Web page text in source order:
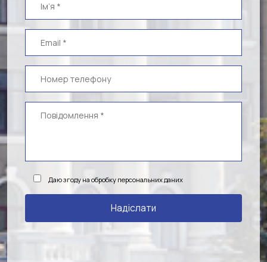
Даю згоду на обробку персональних даних